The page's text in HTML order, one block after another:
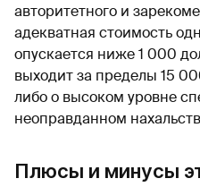
авторитетного и
адекватная стоимость
опускается ниже 1 000
выходит за пределы 15
либо о высоком уровне
неоправданном
Плюсы и минусы